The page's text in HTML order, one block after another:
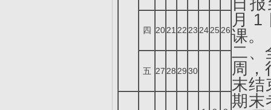
月
课。
二、
周，
末结
期末
四 2021 22 23 2425 26
五 27 28 2930